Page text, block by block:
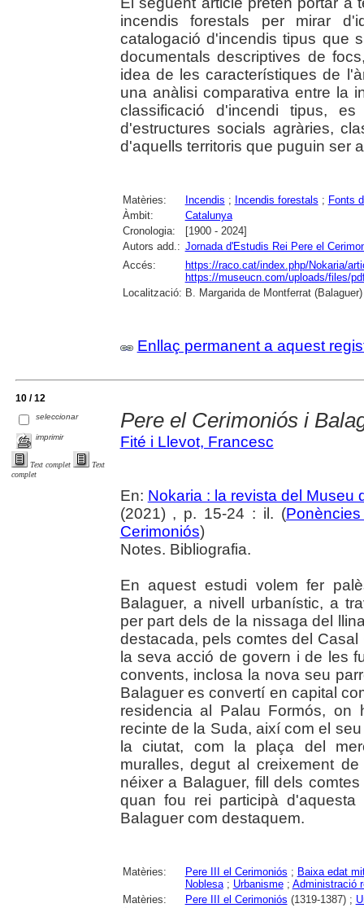
incendis forestals per mirar
catalogació d'incendis tipus que
documentals descriptives de
idea de les característiques de
una anàlisi comparativa entre la
classificació d'incendi tipus,
d'estructures socials agràries,
d'aquells territoris que puguin ser
Matèries: Incendis ; Incendis forestals ; Fonts
Àmbit:
Catalunya
Cronologia:
[1900 - 2024]
Autors add.: Jornada d'Estudis Rei Pere el
Accés:
https://raco.cat/index.php/Nokaria/
https://museucn.com/uploads/files/
Localització: B. Margarida de Montferrat (Balaguer)
Enllaç permanent a aquest
10 / 12
seleccionar
imprimir
Text complet
Text
complet
Pere el Cerimoniós i
Fité i Llevot, Francesc
En: Nokaria : la revista del Museu
(2021) , p. 15-24 : il. (
Cerimoniós)
Notes. Bibliografia.
En aquest estudi volem fer
Balaguer, a nivell urbanístic, a
per part dels de la nissaga del
destacada, pels comtes del
la seva acció de govern i de les
convents, inclosa la nova seu
Balaguer es convertí en capital
residencia al Palau Formós,
recinte de la Suda, així com el
la ciutat, com la plaça del
muralles, degut al creixement
néixer a Balaguer, fill dels
quan fou rei participà
Balaguer com destaquem.
Matèries: Pere III el Cerimoniós ; Baixa edat
Noblesa; Urbanisme; Administració
Matèries:
Pere III el Cerimoniós (1319-1387) ;